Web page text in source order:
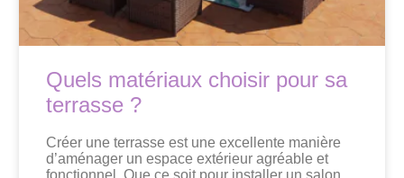
Quels matériaux choisir pour sa
terrasse ?
Créer une terrasse est une excellente manière
d’aménager un espace extérieur agréable et